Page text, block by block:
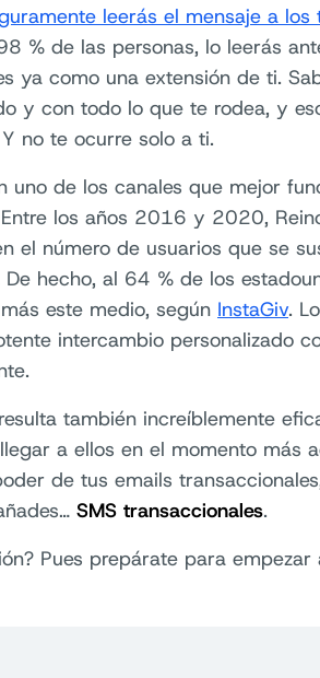
leerás el mensaje a los
% de las personas, lo leerás
ya como una extensión de ti.
y con todo lo que te rodea, y
no te ocurre solo a ti.
uno de los canales que mejor
los años 2016 y 2020,
el número de usuarios que se
hecho, al 64 % de los
este medio, según InstaGiv.
intercambio personalizado
también increíblemente
a ellos en el momento más
de tus emails
SMS transaccionales.
Pues prepárate para empezar